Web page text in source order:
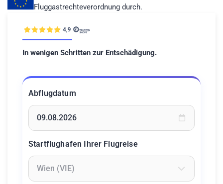
Fluggastrechteverordnung durch.
In wenigen Schritten zur Entschädigung.
Abflugdatum
Startflughafen Ihrer Flugreise